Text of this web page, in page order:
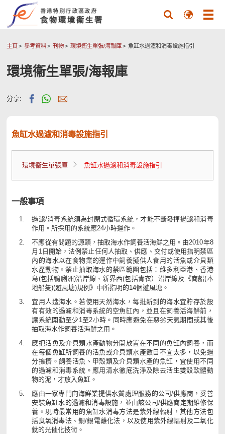
主頁 參考資料 刊物 環境衞生單張/海報庫 魚缸水過濾和消毒設施指引
環境衞生單張/海報庫
分享:
魚缸水過濾和消毒設施指引
環境衞生單張庫 魚缸水過濾和消毒設施指引
一般事項
過濾/消毒系統須為封閉式循環系統，才能不斷發揮過濾和消毒
作用。所採用的系統應24小時運作。
不應從有問題的源頭，抽取海水作飼養活海鮮之用。由2010年8
月1日開始，法例禁止任何人抽取、供應、交付或使用指明禁區
內的海水以在食物業的運作中飼養擬供人食用的活魚或介貝類
水產動物。禁止抽取海水的禁區範圍包括：維多利亞港、香港
島(包括鴨脷洲)沿岸線、新界西(包括青衣）沿岸線及《商船(本
地船隻)(避風塘)規例》中所指明的14個避風塘。
宜用人造海水。若使用天然海水，每批新到的海水宜貯存於設
有有效的過濾和消毒系統的空魚缸內，並且在飼養活海鮮前，
讓系統開動至少1至2小時。同時應避免在惡劣天氣期間或其後
抽取海水作飼養活海鮮之用。
應把活魚及介貝類水產動物分開放置在不同的魚缸內飼養，而
在每個魚缸所飼養的活魚或介貝類水產數目不宜太多，以免過
分擁擠。飼養活魚、甲殼類及介貝類水產的魚缸，宜使用不同
的過濾和消毒系統。應用清水徹底洗淨及除去活生雙殼軟體動
物的泥，才放入魚缸。
應由一家專門向海鮮業提供水質處理服務的公司/供應商，妥善
安裝魚缸水的過濾和消毒設施，並由該公司/供應商定期維修保
養。現時最常用的魚缸水消毒方法是紫外線輻射，其他方法包
括臭氧消毒法、銅/銀電離化法，以及使用紫外線輻射及二氧化
鈦的光催化技術。